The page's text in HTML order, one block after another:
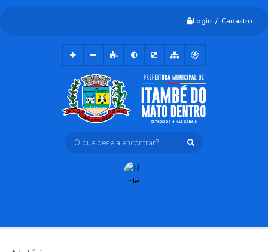
Login / Cadastro
O que deseja encontrar?